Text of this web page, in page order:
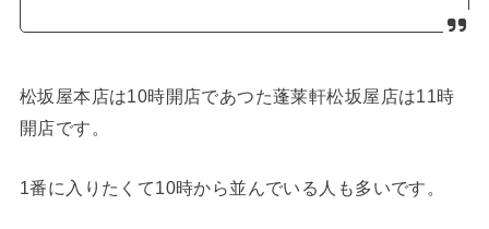
松坂屋本店は10時開店であつた蓬莱軒松坂屋店は11時
開店です。
1番に入りたくて10時から並んでいる人も多いです。